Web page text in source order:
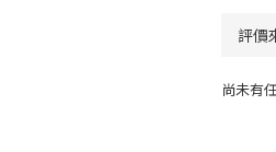
尚未有